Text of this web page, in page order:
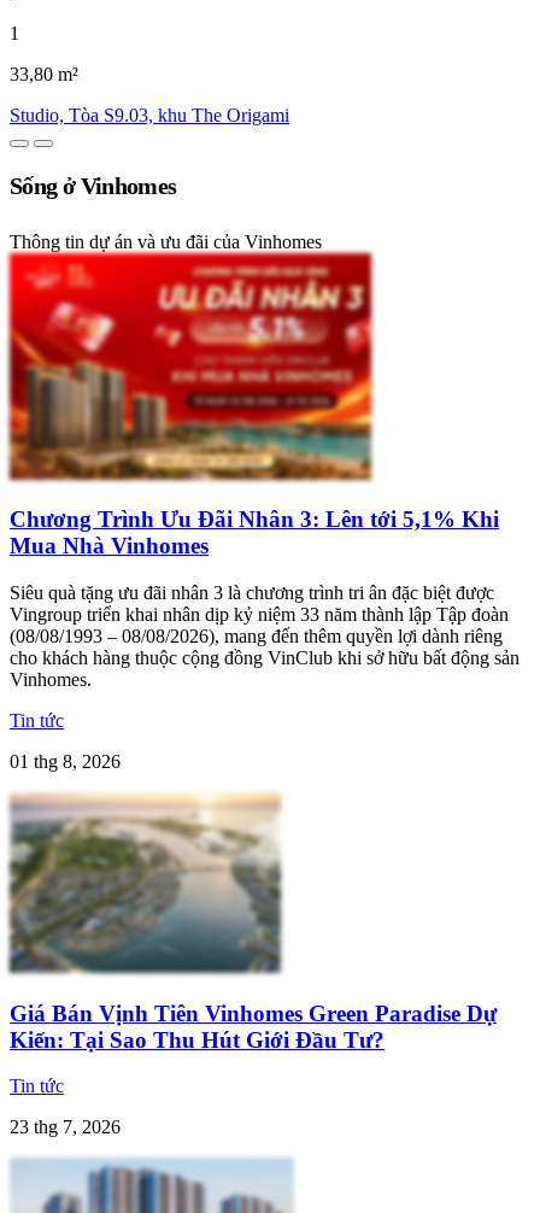
1
33,80 m²
Studio, Tòa S9.03, khu The Origami
Sống ở Vinhomes
Thông tin dự án và ưu đãi của Vinhomes
Chương Trình Ưu Đãi Nhân 3: Lên tới 5,1% Khi
Mua Nhà Vinhomes
Siêu quà tặng ưu đãi nhân 3 là chương trình tri ân đặc biệt được
Vingroup triển khai nhân dịp kỷ niệm 33 năm thành lập Tập đoàn
(08/08/1993 – 08/08/2026), mang đến thêm quyền lợi dành riêng
cho khách hàng thuộc cộng đồng VinClub khi sở hữu bất động sản
Vinhomes.
Tin tức
01 thg 8, 2026
Giá Bán Vịnh Tiên Vinhomes Green Paradise Dự
Kiến: Tại Sao Thu Hút Giới Đầu Tư?
Tin tức
23 thg 7, 2026